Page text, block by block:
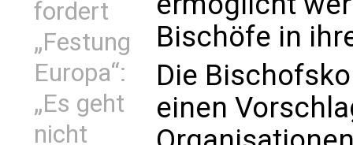
fordert
„Festung
Europa“:
„Es geht
nicht
Bischöfe in
Die
einen